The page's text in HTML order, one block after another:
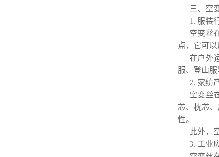
三、空
1. 服装
空变丝
点，它可
在户外
服、登山
2. 家纺
空变丝
芯、枕芯
性。
此外，
3. 工业